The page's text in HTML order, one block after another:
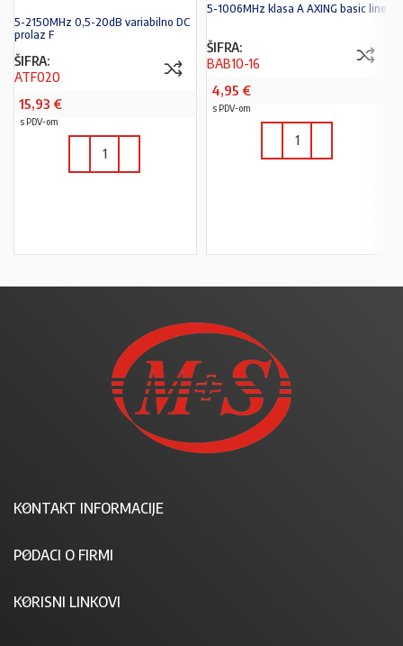
5-2150MHz 0,5-20dB variabilno DC
prolaz F
ŠIFRA:
ATF020
15,93 €
s PDV-om
5-1006MHz klasa A AXING basic line
ŠIFRA:
BAB10-16
4,95 €
s PDV-om
KONTAKT INFORMACIJE
PODACI O FIRMI
KORISNI LINKOVI